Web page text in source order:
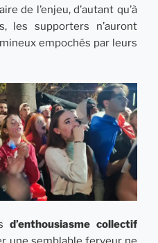
de l’enjeu, d’autant qu’à
les supporters n’auront
empochés par leurs
d’enthousiasme collectif